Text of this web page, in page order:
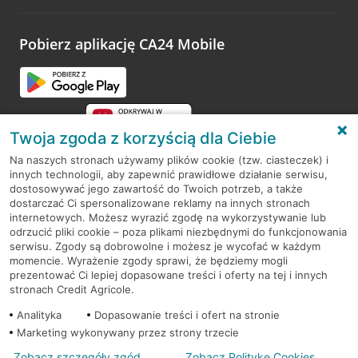
opinie.
Pobierz aplikację CA24 Mobile
RODO
Regulamin serwisu
Mapa serwisu
PolitykaCookies
Twoja zgoda z korzyścią dla Ciebie
Na naszych stronach używamy plików cookie (tzw. ciasteczek) i
innych technologii, aby zapewnić prawidłowe działanie serwisu,
dostosowywać jego zawartość do Twoich potrzeb, a także
dostarczać Ci spersonalizowane reklamy na innych stronach
internetowych. Możesz wyrazić zgodę na wykorzystywanie lub
odrzucić pliki cookie – poza plikami niezbędnymi do funkcjonowania
serwisu. Zgody są dobrowolne i możesz je wycofać w każdym
momencie. Wyrażenie zgody sprawi, że będziemy mogli
prezentować Ci lepiej dopasowane treści i oferty na tej i innych
stronach Credit Agricole.
Analityka
Dopasowanie treści i ofert na stronie
Marketing wykonywany przez strony trzecie